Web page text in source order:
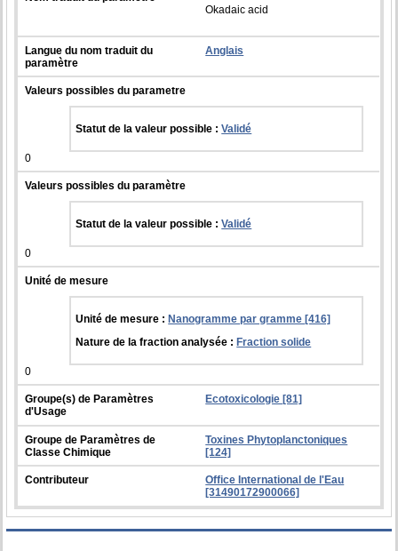
Okadaic acid
Langue du nom traduit du
paramètre
Anglais
Valeurs possibles du parametre
Statut de la valeur possible :Validé
0
Valeurs possibles du paramètre
Statut de la valeur possible :Validé
0
Unité de mesure
Unité de mesure :Nanogramme par gramme [416]
Nature de la fraction analysée :Fraction solide
0
Groupe(s) de Paramètres
d'Usage
Ecotoxicologie [81]
Groupe de Paramètres de
Classe Chimique
Toxines Phytoplanctoniques
[124]
Contributeur
Office International de l'Eau
[31490172900066]